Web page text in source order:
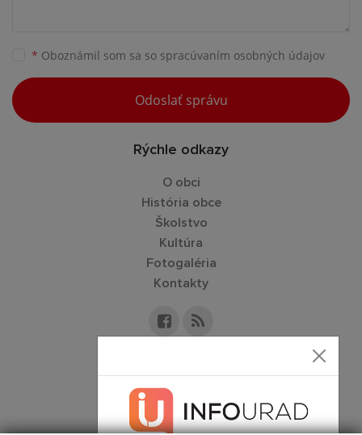
* Oboznámil som sa so spracúvaním osobných údajov
Odoslať správu
Rýchle odkazy
O obci
História obce
Školstvo
Kultúra
Fotogaléria
Kontakty
+421 52 432 34 55